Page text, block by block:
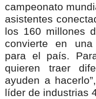
campeonato
asistentes
los 160 millones
convierte en una
para el país.
quieren traer
ayuden a
líder de industrias